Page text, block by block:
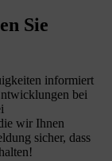
Sie
informiert
bei
wir Ihnen
sicher, dass